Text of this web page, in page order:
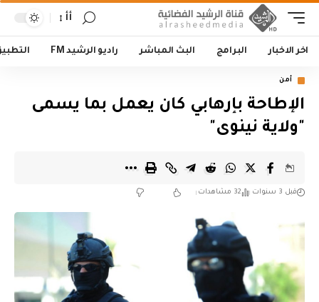
أأ
اخر الاخبار البرامج البث المباشر راديو الرشيد FM
أمن
الإطاحة بإرهابي كان يعمل بما يسمى
"ولاية نينوى"
قبل 3 سنوات 32 مشاهدات